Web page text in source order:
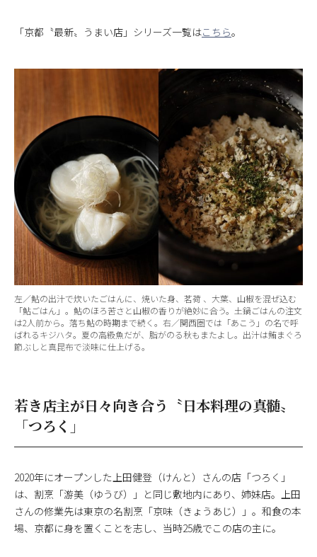
「京都〝最新〟うまい店」シリーズ一覧はこちら。
左／鮎の出汁で炊いたごはんに、焼いた身、茗荷 、大葉、山椒を混ぜ込む
「鮎ごはん」。鮎のほろ苦さと山椒の香りが絶妙に合う。土鍋ごはんの注文
は2人前から。落ち鮎の時期まで続く。右／関西圏では「あこう」の名で呼
ばれるキジハタ。夏の高級魚だが、脂がのる秋もまたよし。出汁は鮪まぐろ
節ぶしと真昆布で淡味に仕上げる。
若き店主が日々向き合う〝日本料理の真髄〟
「つろく」
2020年にオープンした上田健登（けんと）さんの店「つろく」
は、割烹「游美（ゆうび）」と同じ敷地内にあり、姉妹店。上田
さんの修業先は東京の名割烹「京味（きょうあじ）」。和食の本
場、京都に身を置くことを志し、当時25歳でこの店の主に。